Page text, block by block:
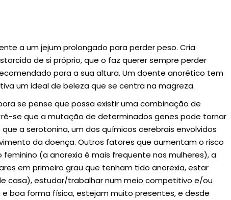
a um jejum prolongado para perder peso. Cria
de si próprio, que o faz querer sempre perder
para a sua altura. Um doente anorético tem
um ideal de beleza que se centra na magreza.
se pense que possa existir uma combinação de
se que a mutação de determinados genes pode tornar
a serotonina, um dos químicos cerebrais envolvidos
da doença. Outros fatores que aumentam o risco
(a anorexia é mais frequente nas mulheres), a
em primeiro grau que tenham tido anorexia, estar
casa), estudar/trabalhar num meio competitivo e/ou
boa forma física, estejam muito presentes, e desde